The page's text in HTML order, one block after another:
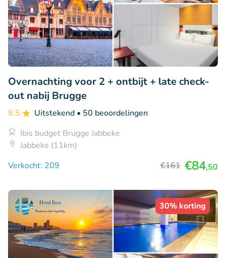
Overnachting voor 2 + ontbijt + late check-
out nabij Brugge
8.5 Uitstekend • 50 beoordelingen
Ibis budget Brugge Jabbeke
Jabbeke (11km)
Verkocht: 209
€161 €84,50
30% korting